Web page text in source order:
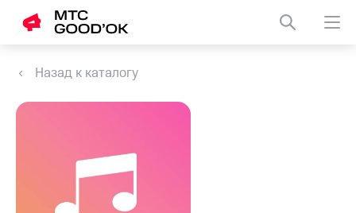
Назад к каталогу